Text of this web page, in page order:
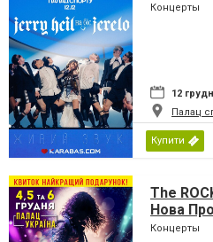
Концерты
12
Палац
Купити
The
Нова
Концерты